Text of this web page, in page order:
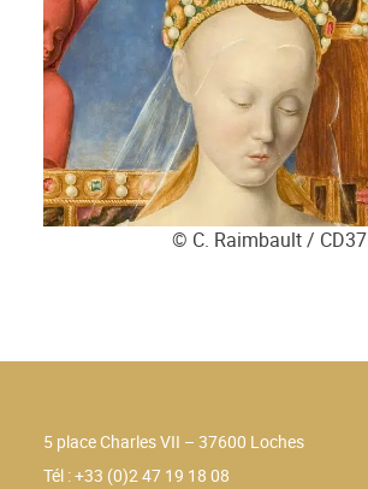
© C. Raimbault / CD37
5 place Charles VII – 37600 Loches
Tél : +33 (0)2 47 19 18 08